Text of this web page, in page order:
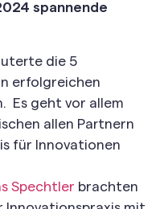
spannende
die 5
erfolgreichen
Es geht vor allem
allen Partnern
für Innovationen
Spechtler brachten